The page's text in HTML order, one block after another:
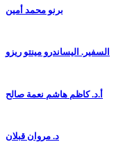
برنو محمد أمين
السفير. اليساندرو مينتو ريزو
أ.د. كاظم هاشم نعمة صالح
د. مروان قبلان